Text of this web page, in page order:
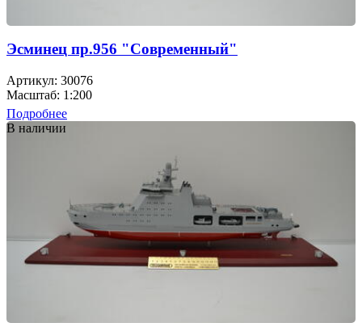
Эсминец пр.956 "Современный"
Артикул: 30076
Масштаб: 1:200
Подробнее
В наличии